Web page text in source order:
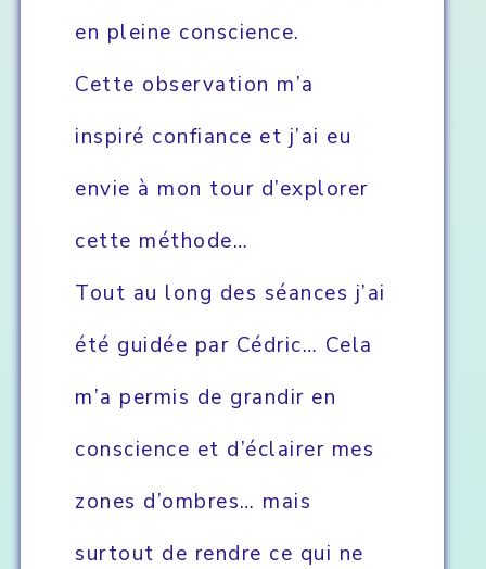
en pleine conscience.
Cette observation m’a
inspiré confiance et j’ai eu
envie à mon tour d’explorer
cette méthode…
Tout au long des séances j’ai
été guidée par Cédric… Cela
m’a permis de grandir en
conscience et d’éclairer mes
zones d’ombres… mais
surtout de rendre ce qui ne